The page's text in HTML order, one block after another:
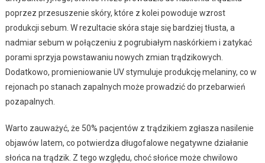
poprzez przesuszenie skóry, które z kolei powoduje wzrost
produkcji sebum. W rezultacie skóra staje się bardziej tłusta, a
nadmiar sebum w połączeniu z pogrubiałym naskórkiem i zatykać
porami sprzyja powstawaniu nowych zmian trądzikowych.
Dodatkowo, promieniowanie UV stymuluje produkcję melaniny, co w
rejonach po stanach zapalnych może prowadzić do przebarwień
pozapalnych.
Warto zauważyć, że 50% pacjentów z trądzikiem zgłasza nasilenie
objawów latem, co potwierdza długofalowe negatywne działanie
słońca na trądzik. Z tego względu, choć słońce może chwilowo